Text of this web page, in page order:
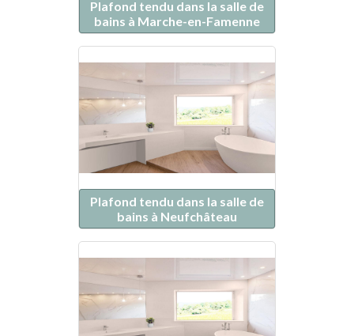
Plafond tendu dans la salle de
bains à Marche-en-Famenne
Plafond tendu dans la salle de
bains à Neufchâteau